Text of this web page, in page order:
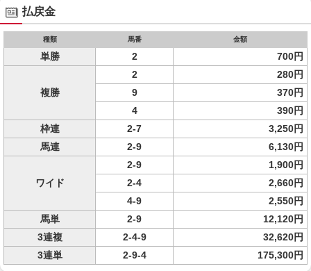
払戻金
種類 馬番 金額
単勝 2 700円
複勝
2
280円
9
370円
4
390円
枠連
2-7
3,250円
馬連
2-9 6,130円
ワイド
2-9
1,900円
2-4
2,660円
4-9
2,550円
馬単
2-9
12,120円
3連複
2-4-9
32,620円
3連単
2-9-4 175,300円